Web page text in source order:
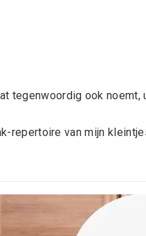
tegenwoordig ook
repertoire van mijn